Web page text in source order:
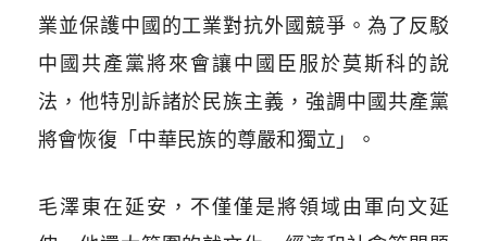
業並保護中國的工業對抗外國競爭。為了反駁
中國共產黨將來會讓中國臣服於莫斯科的說
法，他特別訴諸於民族主義，強調中國共產黨
將會恢復「中華民族的尊嚴和獨立」。
毛澤東在延安，不僅僅是將領域由軍向文延